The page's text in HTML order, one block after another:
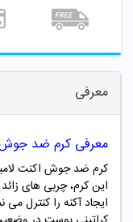
معرفی
معرفی کرم ضد جوش
کرم ضد جوش اکنت
این کرم، چربی های
ایجاد آکنه را کنترل